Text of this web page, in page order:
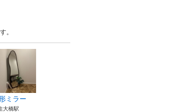
。
ミラー
大橋駅